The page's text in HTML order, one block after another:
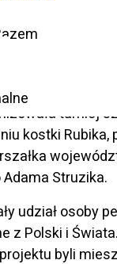
and
w
turniej
kostki Rubika,
Struzika.
udział osoby
z Polski i
byli